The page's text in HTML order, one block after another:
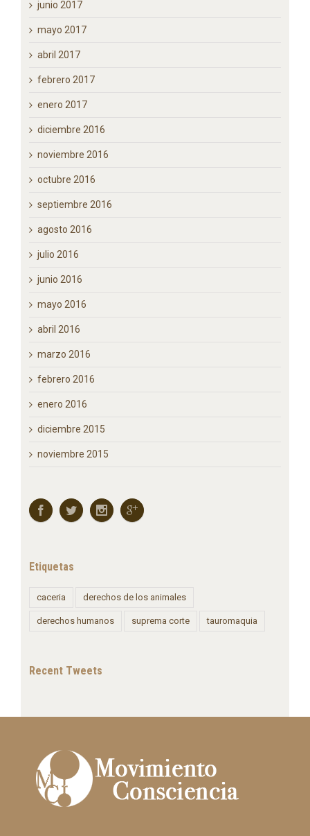
junio 2017
mayo 2017
abril 2017
febrero 2017
enero 2017
diciembre 2016
noviembre 2016
octubre 2016
septiembre 2016
agosto 2016
julio 2016
junio 2016
mayo 2016
abril 2016
marzo 2016
febrero 2016
enero 2016
diciembre 2015
noviembre 2015
Etiquetas
caceria derechos de los animales
derechos humanos suprema corte tauromaquia
Recent Tweets